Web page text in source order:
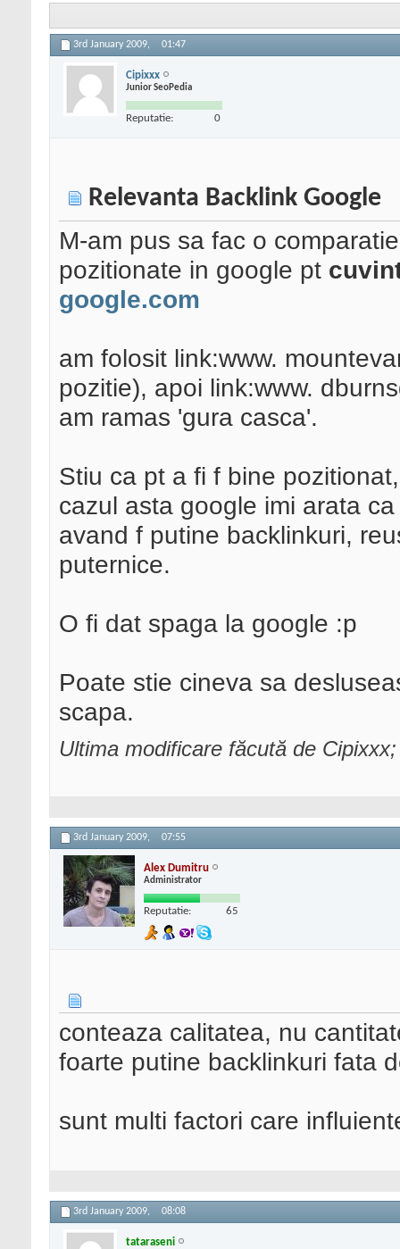
3rd January 2009, 01:47
Cipixxx
Junior SeoPedia
Reputatie: 0
Relevanta Backlink Google
M-am pus sa fac o
pozitionate in google pt
google.com
am folosit link:www.
pozitie), apoi link:www.
am ramas 'gura casca'.
Stiu ca pt a fi f bine
cazul asta google imi arata
avand f putine backlinkuri,
puternice.
O fi dat spaga la google :p
Poate stie cineva sa
scapa.
Ultima modificare făcută de
3rd January 2009, 07:55
Alex Dumitru
Administrator
Reputatie: 65
conteaza calitatea, nu
foarte putine backlinkuri fata
sunt multi factori care
3rd January 2009, 08:08
tataraseni